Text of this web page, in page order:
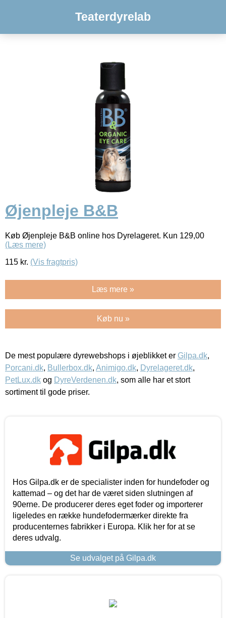
Teaterdyrelab
Øjenpleje B&B
Køb Øjenpleje B&B online hos Dyrelageret. Kun 129,00
(Læs mere)
115 kr. (Vis fragtpris)
Læs mere »
Køb nu »
De mest populære dyrewebshops i øjeblikket er Gilpa.dk,
Porcani.dk, Bullerbox.dk, Animigo.dk, Dyrelageret.dk,
PetLux.dk og DyreVerdenen.dk, som alle har et stort
sortiment til gode priser.
Hos Gilpa.dk er de specialister inden for hundefoder og
kattemad – og det har de været siden slutningen af
90erne. De producerer deres eget foder og importerer
ligeledes en række hundefodermærker direkte fra
producenternes fabrikker i Europa. Klik her for at se
deres udvalg.
Se udvalget på Gilpa.dk